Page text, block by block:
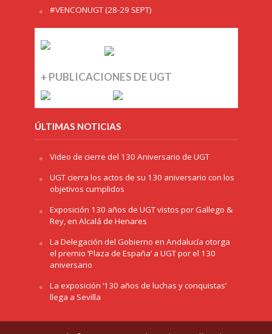
#VENCONUGT (28-29 SEPT)
+ PUBLICACIONES DE UGT
ÚLTIMAS NOTICIAS
Video de cierre del 130 Aniversario de UGT
UGT cierra los actos de su 130 aniversario con los
objetivos cumplidos
Exposición 130 años de UGT vistos por Gallego &
Rey, en Alcalá de Henares
La Delegación del Gobierno en Andalucía otorga
el premio ‘Plaza de España’ a UGT por el 130
aniversario
La exposición ‘130 años de luchas y conquistas’
llega a Sevilla